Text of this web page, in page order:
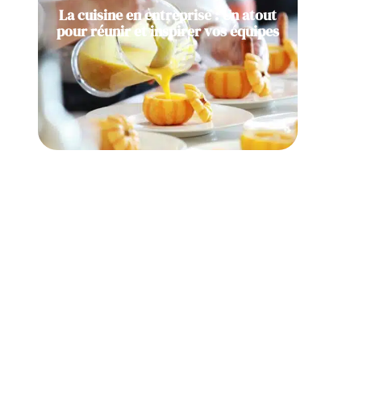
La cuisine en entreprise : Un atout
pour réunir et inspirer vos équipes